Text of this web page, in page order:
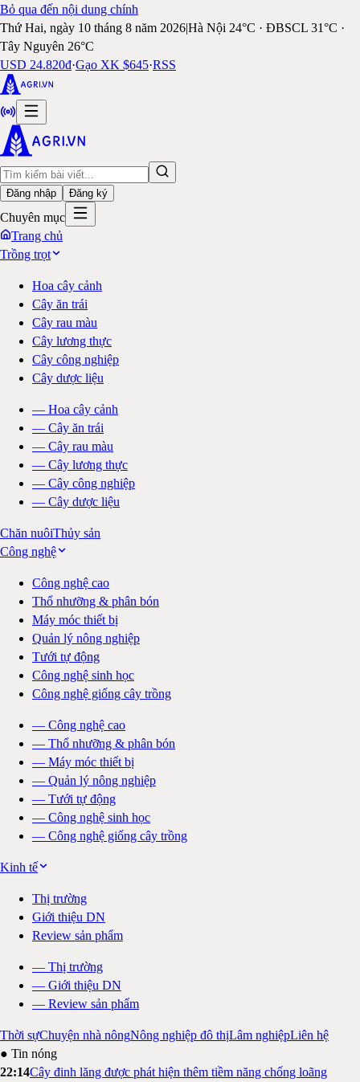
Bỏ qua đến nội dung chính
Thứ Hai, ngày 10 tháng 8 năm 2026|Hà Nội 24°C · ĐBSCL 31°C ·
Tây Nguyên 26°C
USD 24.820đ·Gạo XK $645·RSS
Đăng nhập Đăng ký
Chuyên mục
Trang chủ
Trồng trọt
Hoa cây cảnh
Cây ăn trái
Cây rau màu
Cây lương thực
Cây công nghiệp
Cây dược liệu
— Hoa cây cảnh
— Cây ăn trái
— Cây rau màu
— Cây lương thực
— Cây công nghiệp
— Cây dược liệu
Chăn nuôiThủy sản
Công nghệ
Công nghệ cao
Thổ nhưỡng & phân bón
Máy móc thiết bị
Quản lý nông nghiệp
Tưới tự động
Công nghệ sinh học
Công nghệ giống cây trồng
— Công nghệ cao
— Thổ nhưỡng & phân bón
— Máy móc thiết bị
— Quản lý nông nghiệp
— Tưới tự động
— Công nghệ sinh học
— Công nghệ giống cây trồng
Kinh tế
Thị trường
Giới thiệu DN
Review sản phẩm
— Thị trường
— Giới thiệu DN
— Review sản phẩm
Thời sựChuyện nhà nôngNông nghiệp đô thịLâm nghiệpLiên hệ
● Tin nóng
22:14Cây đinh lăng được phát hiện thêm tiềm năng chống loãng